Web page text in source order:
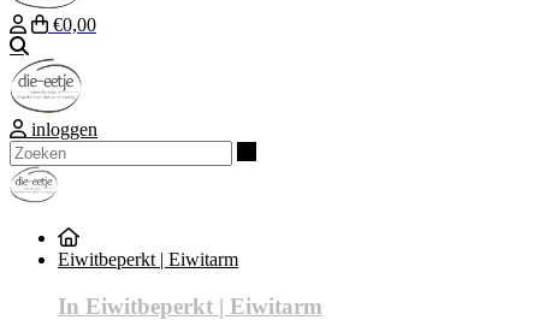
€0,00
inloggen
Eiwitbeperkt | Eiwitarm
In Eiwitbeperkt | Eiwitarm